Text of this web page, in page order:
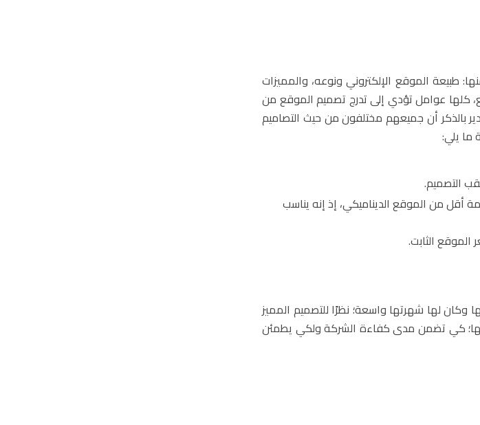
طبيعة الموقع الإلكتروني ونوعه، والمميزات
كلها عوامل تؤدي إلى تدرج تصميم الموقع من
بالذكر أن جميعهم مختلفون من حيث التصاميم
ما يلي:
التصميم.
أقل من الموقع الديناميكي، إذ إنه يناسب
الثابت.
لها شهرتها واسعة؛ نظرًا للتصميم المميز
منها؛ كي تضمن مدى كفاءة الشركة ولكي يطمئن